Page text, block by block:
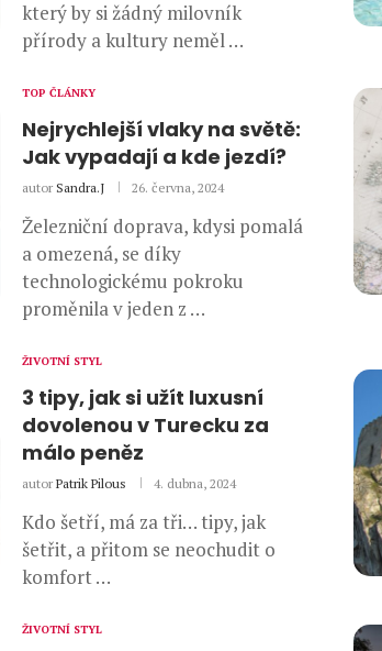
který by si žádný milovník
přírody a kultury neměl …
TOP ČLÁNKY
Nejrychlejší vlaky na světě:
Jak vypadají a kde jezdí?
autor Sandra.J 26. června, 2024
Železniční doprava, kdysi pomalá
a omezená, se díky
technologickému pokroku
proměnila v jeden z …
ŽIVOTNÍ STYL
3 tipy, jak si užít luxusní
dovolenou v Turecku za
málo peněz
autor Patrik Pilous 4. dubna, 2024
Kdo šetří, má za tři… tipy, jak
šetřit, a přitom se neochudit o
komfort …
ŽIVOTNÍ STYL